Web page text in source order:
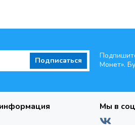
Подписаться
Монет».
Мы в